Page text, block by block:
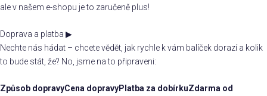
ale v našem e-shopu je to zaručeně plus!
Doprava a platba ▶
Nechte nás hádat – chcete vědět, jak rychle k vám balíček dorazí a kolik
to bude stát, že? No, jsme na to připraveni:
Způsob dopravyCena dopravyPlatba za dobírkuZdarma od